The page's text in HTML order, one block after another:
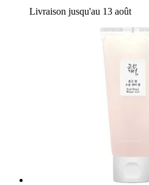
Livraison jusqu'au 13 août